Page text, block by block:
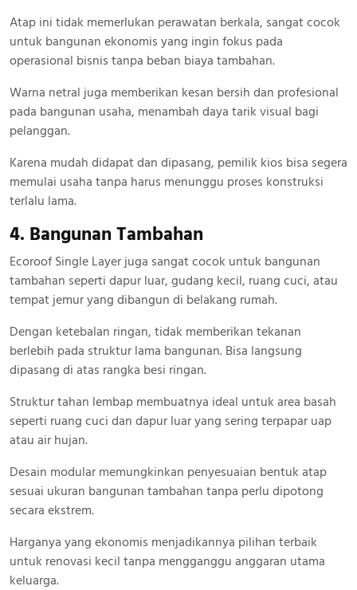
Atap ini tidak memerlukan perawatan berkala, sangat cocok
untuk bangunan ekonomis yang ingin fokus pada
operasional bisnis tanpa beban biaya tambahan.
Warna netral juga memberikan kesan bersih dan profesional
pada bangunan usaha, menambah daya tarik visual bagi
pelanggan.
Karena mudah didapat dan dipasang, pemilik kios bisa segera
memulai usaha tanpa harus menunggu proses konstruksi
terlalu lama.
4. Bangunan Tambahan
Ecoroof Single Layer juga sangat cocok untuk bangunan
tambahan seperti dapur luar, gudang kecil, ruang cuci, atau
tempat jemur yang dibangun di belakang rumah.
Dengan ketebalan ringan, tidak memberikan tekanan
berlebih pada struktur lama bangunan. Bisa langsung
dipasang di atas rangka besi ringan.
Struktur tahan lembap membuatnya ideal untuk area basah
seperti ruang cuci dan dapur luar yang sering terpapar uap
atau air hujan.
Desain modular memungkinkan penyesuaian bentuk atap
sesuai ukuran bangunan tambahan tanpa perlu dipotong
secara ekstrem.
Harganya yang ekonomis menjadikannya pilihan terbaik
untuk renovasi kecil tanpa mengganggu anggaran utama
keluarga.